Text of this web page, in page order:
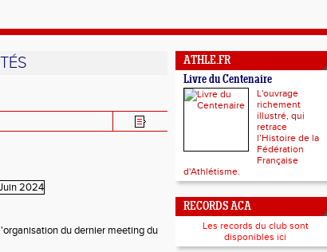
du dernier meeting du
ATHLE.FR
Livre du Centenaire
L'ouvrage
richement
illustré, qui
retrace
l’Histoire de la
Fédération
Française
d'Athlétisme.
RECORDS ACA
Les records du club sont
disponibles ici